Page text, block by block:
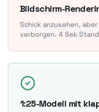
Bildschirm-
Schick anzusehen,
verborgen. 4 Sek
1:25-Modell mit